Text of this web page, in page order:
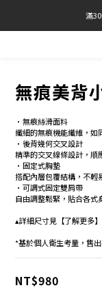
無痕美背
•無痕絲滑面料
纖細的無痕機能纖維，如
•後背幾何交叉設計
精準的交叉線條設計，順
•固定式胸墊
搭配內層包覆結構，不輕
•可調式固定雙肩帶
自由調整鬆緊，貼合各式
▴詳細尺寸見【了解更多】
*基於個人衛生考量，售
NT$980